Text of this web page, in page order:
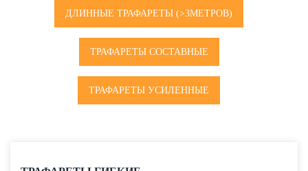
ДЛИННЫЕ ТРАФАРЕТЫ (>3МЕТРОВ)
ТРАФАРЕТЫ СОСТАВНЫЕ
ТРАФАРЕТЫ УСИЛЕННЫЕ